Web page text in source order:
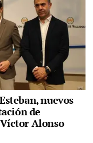
nuevos
de
Alonso